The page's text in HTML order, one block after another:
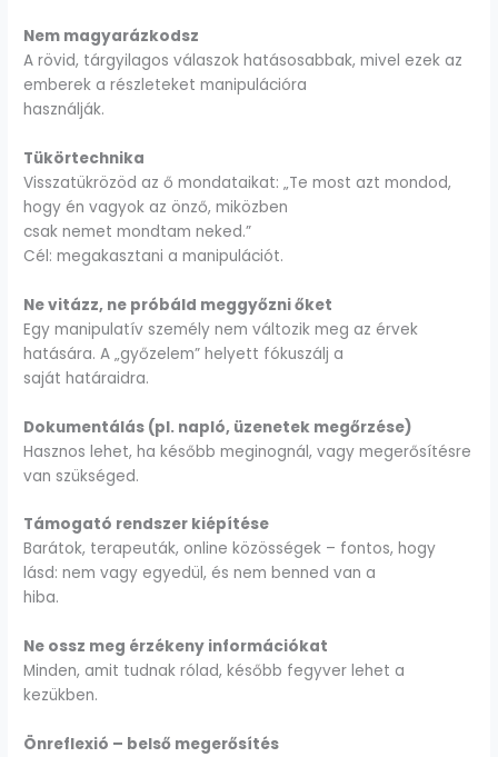
Nem magyarázkodsz
A rövid, tárgyilagos válaszok hatásosabbak, mivel ezek az
emberek a részleteket manipulációra
használják.
Tükörtechnika
Visszatükrözöd az ő mondataikat: „Te most azt mondod,
hogy én vagyok az önző, miközben
csak nemet mondtam neked.”
Cél: megakasztani a manipulációt.
Ne vitázz, ne próbáld meggyőzni őket
Egy manipulatív személy nem változik meg az érvek
hatására. A „győzelem” helyett fókuszálj a
saját határaidra.
Dokumentálás (pl. napló, üzenetek megőrzése)
Hasznos lehet, ha később meginognál, vagy megerősítésre
van szükséged.
Támogató rendszer kiépítése
Barátok, terapeuták, online közösségek – fontos, hogy
lásd: nem vagy egyedül, és nem benned van a
hiba.
Ne ossz meg érzékeny információkat
Minden, amit tudnak rólad, később fegyver lehet a
kezükben.
Önreflexió – belső megerősítés